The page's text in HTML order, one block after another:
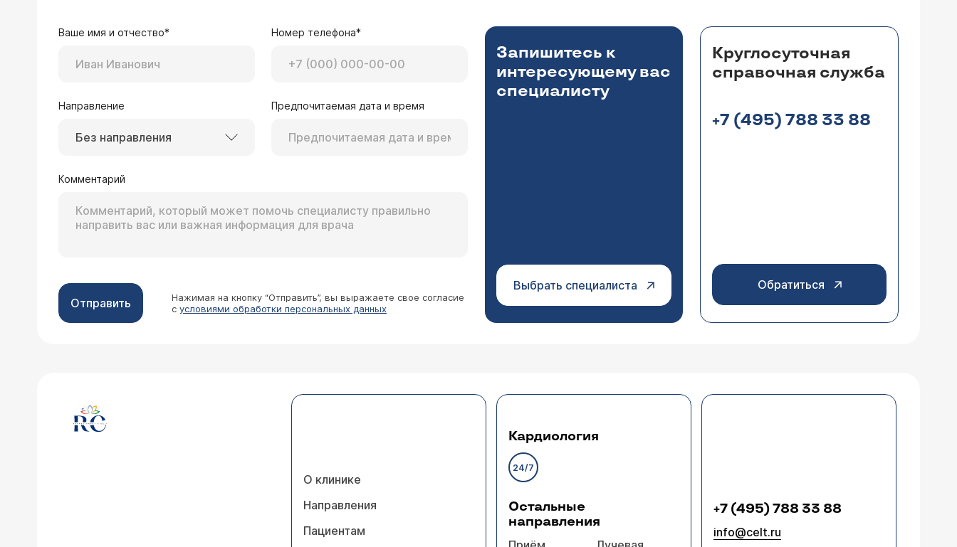
Ваше имя и отчество* Номер телефона*
Направление
Без направления
Предпочитаемая дата и время
Комментарий
Отправить
Нажимая на кнопку “Отправить”, вы выражаете свое согласие
с условиями обработки персональных данных
Запишитесь к
интересующему вас
специалисту
Выбрать специалиста
Круглосуточная
справочная служба
+7 (495) 788 33 88
Обратиться
О клинике
Направления
Пациентам
Кардиология
24/7
Остальные
направления
+7 (495) 788 33 88
info@celt.ru